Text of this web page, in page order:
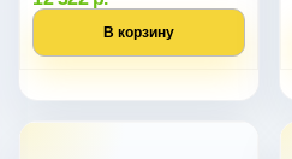
В корзину